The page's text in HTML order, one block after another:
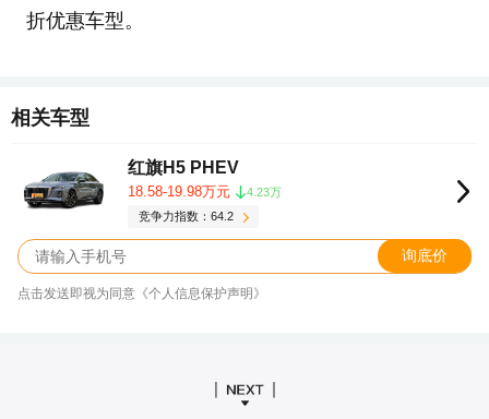
折优惠车型。
相关车型
红旗H5 PHEV
18.58-19.98万元
4.23万
竞争力指数：64.2
询底价
点击发送即视为同意《个人信息保护声明》